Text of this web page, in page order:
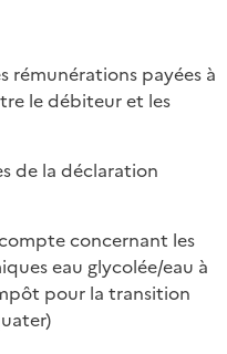
rémunérations payées à
le débiteur et les
de la déclaration
concernant les
eau glycolée/eau à
pour la transition